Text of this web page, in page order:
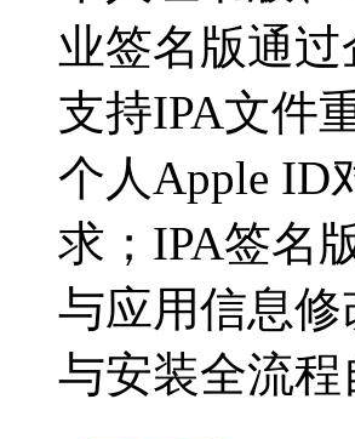
业签名版通
支持IPA文件
个人Apple ID
求；IPA签名
与应用信息
与安装全流程